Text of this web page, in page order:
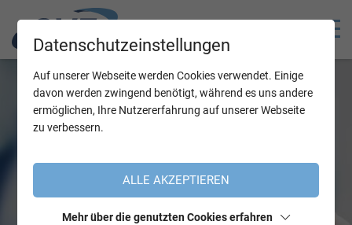
Datenschutzeinstellungen
Auf unserer Webseite werden Cookies verwendet. Einige
davon werden zwingend benötigt, während es uns andere
ermöglichen, Ihre Nutzererfahrung auf unserer Webseite
zu verbessern.
ALLE AKZEPTIEREN
Mehr über die genutzten Cookies erfahren